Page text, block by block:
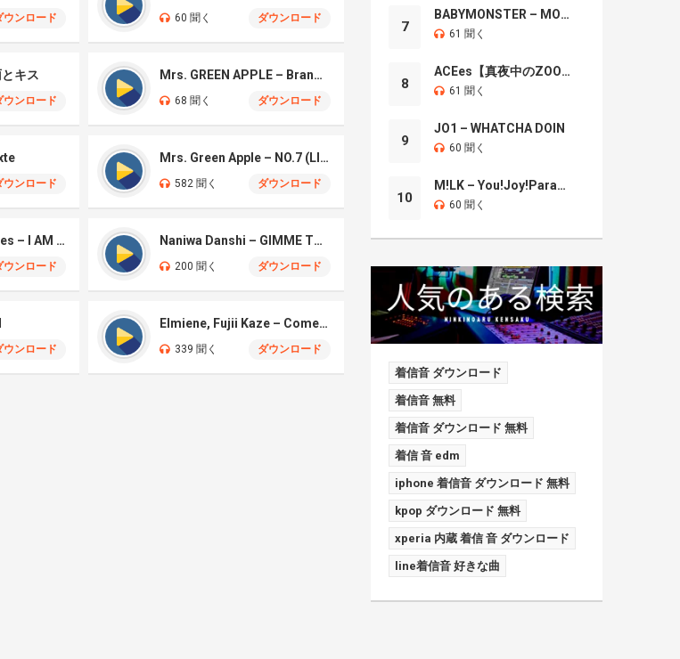
ウンロード 60 聞く ダウンロード
キス
ウンロード
Mrs. GREEN APPLE – Brand New
68 聞く ダウンロード
ウンロード
Mrs. Green Apple – NO.7 (LIVE)
582 聞く ダウンロード
Burnout Syndromes – I AM A HERO
ウンロード
Naniwa Danshi – GIMME THE DAY
200 聞く ダウンロード
ウンロード
Elmiene, Fujii Kaze – Comets Gold
339 聞く ダウンロード
7
BABYMONSTER – MOON
61 聞く
8
ACEes【真夜中のZOO】
61 聞く
9
JO1 – WHATCHA DOIN
60 聞く
10
M!LK – You!Joy!Parade!
60 聞く
着信音 ダウンロード
着信音 無料
着信音 ダウンロード 無料
着信 音 edm
iphone 着信音 ダウンロード 無料
kpop ダウンロード 無料
xperia 内蔵 着信 音 ダウンロード
line着信音 好きな曲